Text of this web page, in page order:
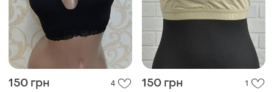
150 грн 4 150 грн 1